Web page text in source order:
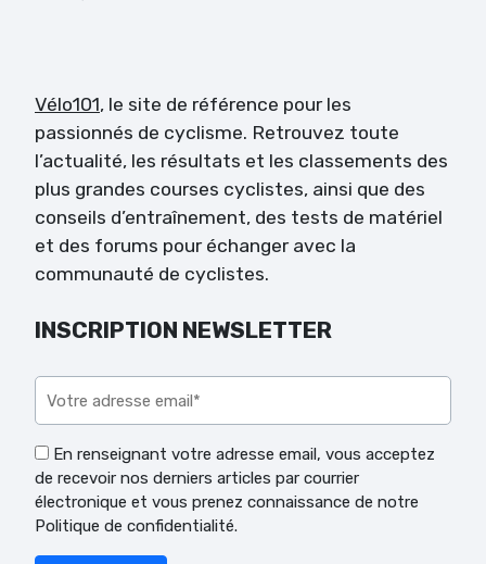
Vélo101, le site de référence pour les
passionnés de cyclisme. Retrouvez toute
l’actualité, les résultats et les classements des
plus grandes courses cyclistes, ainsi que des
conseils d’entraînement, des tests de matériel
et des forums pour échanger avec la
communauté de cyclistes.
INSCRIPTION NEWSLETTER
En renseignant votre adresse email, vous acceptez
de recevoir nos derniers articles par courrier
électronique et vous prenez connaissance de notre
Politique de confidentialité.